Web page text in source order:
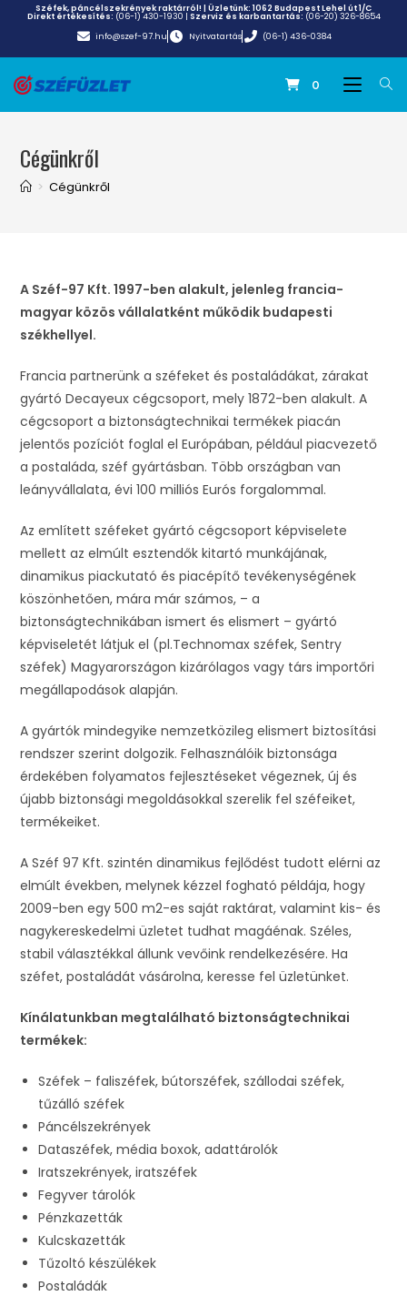
Széfek, páncélszekrények raktárról! | Üzletünk:1062 Budapest Lehel út 1/C
Direkt értékesítés: (06-1) 430-1930 | Szerviz és karbantartás: (06-20) 326-8654
info@szef-97.hu
Nyitvatartás (06-1) 436-0384
0
Cégünkről
> Cégünkről
A Széf-97 Kft. 1997-ben alakult, jelenleg francia-
magyar közös vállalatként működik budapesti
székhellyel.
Francia partnerünk a széfeket és postaládákat, zárakat
gyártó Decayeux cégcsoport, mely 1872-ben alakult. A
cégcsoport a biztonságtechnikai termékek piacán
jelentős pozíciót foglal el Európában, például piacvezető
a postaláda, széf gyártásban. Több országban van
leányvállalata, évi 100 milliós Eurós forgalommal.
Az említett széfeket gyártó cégcsoport képviselete
mellett az elmúlt esztendők kitartó munkájának,
dinamikus piackutató és piacépítő tevékenységének
köszönhetően, mára már számos, – a
biztonságtechnikában ismert és elismert – gyártó
képviseletét látjuk el (pl.Technomax széfek, Sentry
széfek) Magyarországon kizárólagos vagy társ importőri
megállapodások alapján.
A gyártók mindegyike nemzetközileg elismert biztosítási
rendszer szerint dolgozik. Felhasználóik biztonsága
érdekében folyamatos fejlesztéseket végeznek, új és
újabb biztonsági megoldásokkal szerelik fel széfeiket,
termékeiket.
A Széf 97 Kft. szintén dinamikus fejlődést tudott elérni az
elmúlt években, melynek kézzel fogható példája, hogy
2009-ben egy 500 m2-es saját raktárat, valamint kis- és
nagykereskedelmi üzletet tudhat magáénak. Széles,
stabil választékkal állunk vevőink rendelkezésére. Ha
széfet, postaládát vásárolna, keresse fel üzletünket.
Kínálatunkban megtalálható biztonságtechnikai
termékek:
Széfek – faliszéfek, bútorszéfek, szállodai széfek,
tűzálló széfek
Páncélszekrények
Dataszéfek, média boxok, adattárolók
Iratszekrények, iratszéfek
Fegyver tárolók
Pénzkazetták
Kulcskazetták
Tűzoltó készülékek
Postaládák